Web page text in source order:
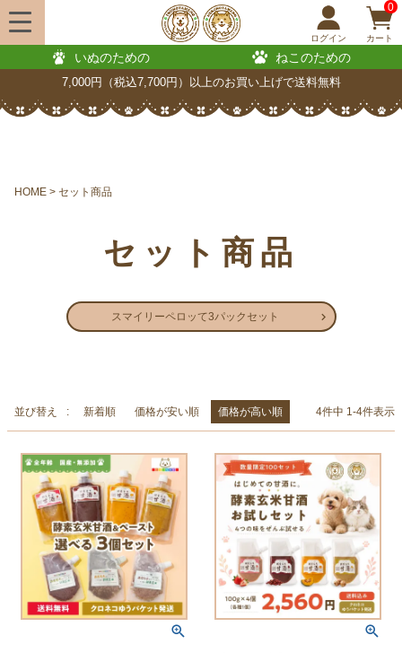
ログイン
0
カート
いぬのための ねこのための
7,000円（税込7,700円）以上のお買い上げで送料無料
HOME セット商品
セット商品
スマイリーペロッて3パックセット
並び替え 新着順 価格が安い順 価格が高い順 4件中 1-4件表示